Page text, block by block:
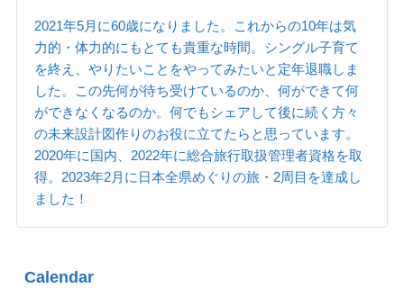
2021年5月に60歳になりました。これからの10年は気
力的・体力的にもとても貴重な時間。シングル子育て
を終え、やりたいことをやってみたいと定年退職しま
した。この先何が待ち受けているのか、何ができて何
ができなくなるのか。何でもシェアして後に続く方々
の未来設計図作りのお役に立てたらと思っています。
2020年に国内、2022年に総合旅行取扱管理者資格を取
得。2023年2月に日本全県めぐりの旅・2周目を達成し
ました！
Calendar